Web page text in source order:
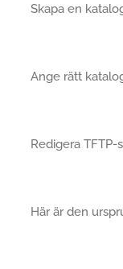
Skapa en
Ange rätt
Redigera
Här är den